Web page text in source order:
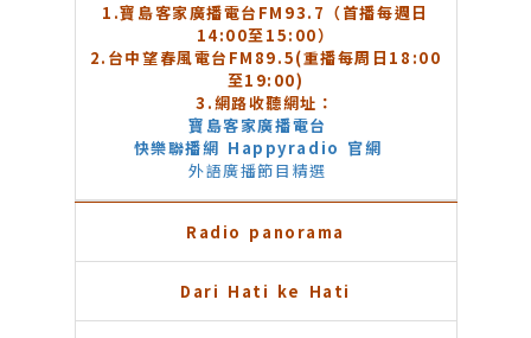
1.寶島客家廣播電台FM93.7（首播每週日
14:00至15:00）
2. 台中望春風電台FM89.5(重播每周日18:00
至19:00)
3.網路收聽網址：
寶島客家廣播電台
快樂聯播網 Happyradio 官網
外語廣播節目精選
Radio panorama
Dari Hati ke Hati